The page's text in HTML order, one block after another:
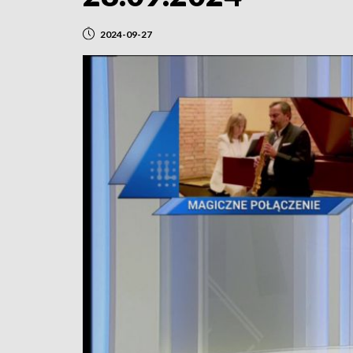
2024-09-27